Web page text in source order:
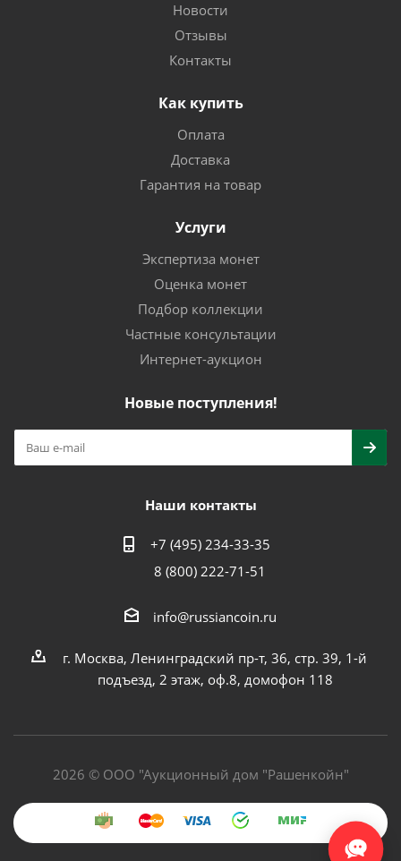
Новости
Отзывы
Контакты
Как купить
Оплата
Доставка
Гарантия на товар
Услуги
Экспертиза монет
Оценка монет
Подбор коллекции
Частные консультации
Интернет-аукцион
Новые поступления!
Наши контакты
+7 (495) 234-33-35
8 (800) 222-71-51
info@russiancoin.ru
г. Москва, Ленинградский пр-т, 36, стр. 39, 1-й
подъезд, 2 этаж, оф.8, домофон 118
2026 © ООО "Аукционный дом "Рашенкойн"